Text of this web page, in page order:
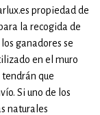
propiedad de
la recogida de
ganadores se
en el muro
que
Si uno de los
naturales